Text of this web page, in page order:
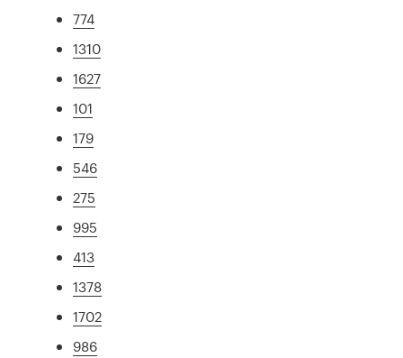
774
1310
1627
101
179
546
275
995
413
1378
1702
986